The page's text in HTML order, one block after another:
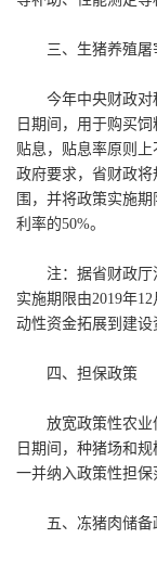
三、生猪养殖
今年中央财政对
日期间，用于购买
贴息，贴息率原则
政府要求，省财政
围，并将政策实施
利率的50%。
注：据省财政厅
实施期限由2019年
动性资金拓展到建设
四、担保政策
放宽政策性农业
日期间，种猪场和
一并纳入政策性担保
五、冻猪肉储备